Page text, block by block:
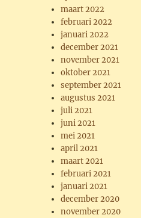
maart 2022
februari 2022
januari 2022
december 2021
november 2021
oktober 2021
september 2021
augustus 2021
juli 2021
juni 2021
mei 2021
april 2021
maart 2021
februari 2021
januari 2021
december 2020
november 2020